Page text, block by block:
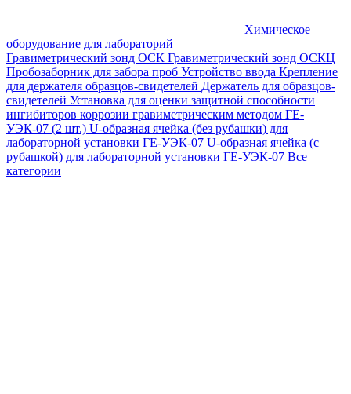
Химическое
оборудование для лабораторий
Гравиметрический зонд ОСК Гравиметрический зонд ОСКЦ
Пробозаборник для забора проб Устройство ввода Крепление
для держателя образцов-свидетелей Держатель для образцов-
свидетелей Установка для оценки защитной способности
ингибиторов коррозии гравиметрическим методом ГЕ-
УЭК-07 (2 шт.) U-образная ячейка (без рубашки) для
лабораторной установки ГЕ-УЭК-07 U-образная ячейка (с
рубашкой) для лабораторной установки ГЕ-УЭК-07 Все
категории